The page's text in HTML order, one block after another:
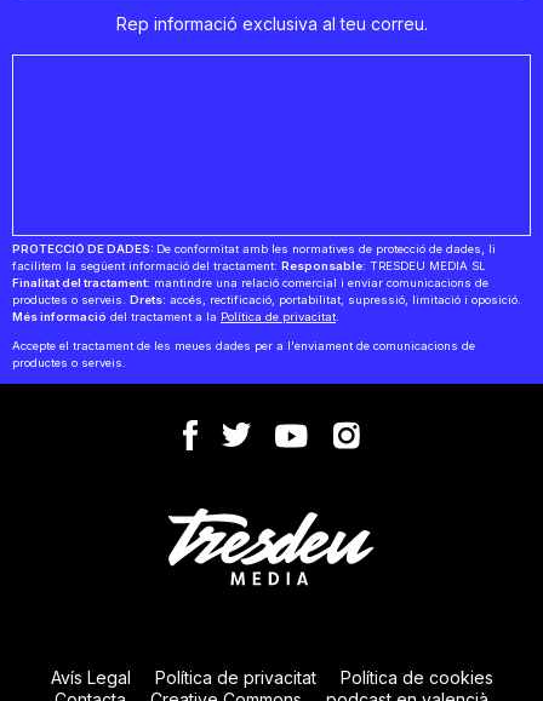
Rep informació exclusiva al teu correu.
PROTECCIÓ DE DADES: De conformitat amb les normatives de protecció de dades, li
facilitem la següent informació del tractament: Responsable: TRESDEU MEDIA SL
Finalitat del tractament: mantindre una relació comercial i enviar comunicacions de
productes o serveis. Drets: accés, rectificació, portabilitat, supressió, limitació i oposició.
Més informació del tractament a la Política de privacitat
Accepte el tractament de les meues dades per a l'enviament de comunicacions de
productes o serveis.
Avís Legal Política de privacitat
Política de cookies